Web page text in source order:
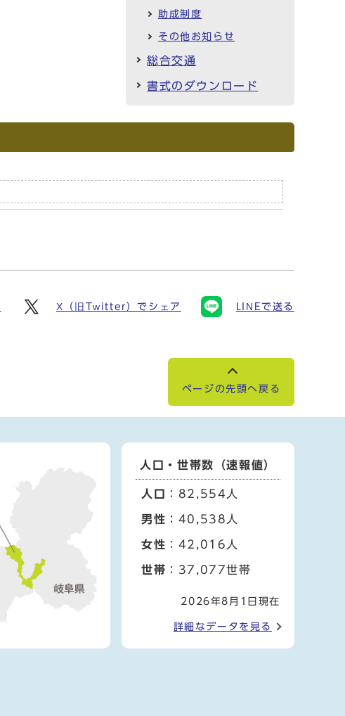
助成制度
その他お知らせ
総合交通
書式のダウンロード
X（旧Twitter）でシェア LINEで送る
ページの先頭へ戻る
人口・世帯数（速報値）
人口 ：82,554人
男性 ：40,538人
女性 ：42,016人
世帯 ：37,077世帯
2026年8月1日現在
詳細なデータを見る